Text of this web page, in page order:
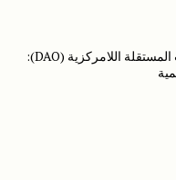
تأسيس المنظمات المستقلة اللامركزية (DAO):